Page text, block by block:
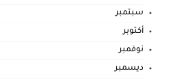
سبتمبر
أكتوبر
نوفمبر
ديسمبر